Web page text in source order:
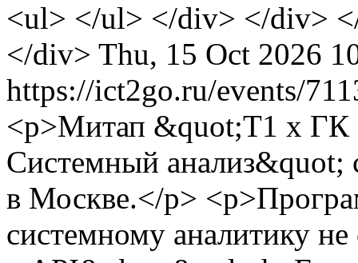
<ul> </ul> </div> </div>
</div> Thu, 15 Oct 2026
https://ict2go.ru/events/
<p>Митап &quot;Т1 x
Системный анализ&quot;
в Москве.</p>
системному аналитику